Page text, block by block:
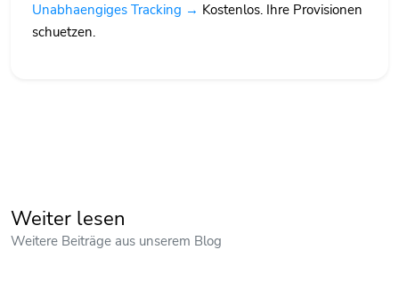
Unabhaengiges Tracking → Kostenlos. Ihre Provisionen
schuetzen.
Weiter lesen
Weitere Beiträge aus unserem Blog